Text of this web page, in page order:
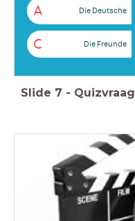
A Die Deutsche
C Die Freunde
Slide 7 - Quizvraag